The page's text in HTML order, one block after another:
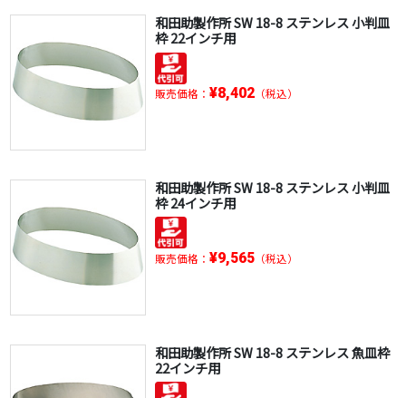
和田助製作所 SW 18-8 ステンレス 小判皿
枠 22インチ用
販売価格： ¥8,402（税込）
和田助製作所 SW 18-8 ステンレス 小判皿
枠 24インチ用
販売価格： ¥9,565（税込）
和田助製作所 SW 18-8 ステンレス 魚皿枠
22インチ用